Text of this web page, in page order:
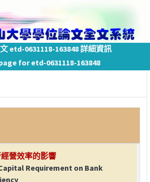
etd-0631118-163848 詳細資訊
for etd-0631118-163848
營效率的影響
Requirement on Bank